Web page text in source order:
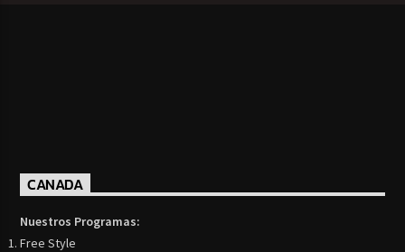
CANADA
Nuestros Programas:
Free Style